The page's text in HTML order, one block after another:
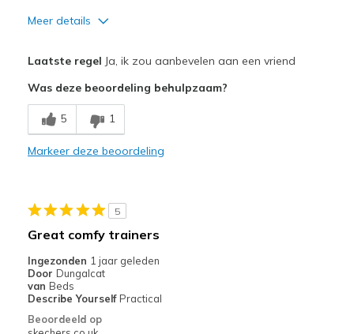
Meer details
Stylish
Beste toepassingen
Casual Wear
View On Shoes
I'm Into Shoes
Laatste regel Ja, ik zou aanbevelen aan een vriend
Was deze beoordeling behulpzaam?
5 1
Markeer deze beoordeling
5
Great comfy trainers
Ingezonden 1 jaar geleden
Door Dungalcat
van Beds
Describe Yourself Practical
Beoordeeld op